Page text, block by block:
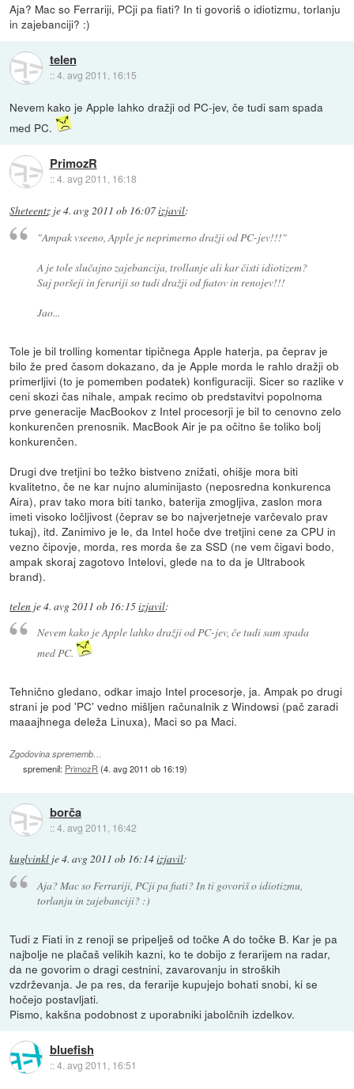
Aja? Mac so Ferrariji, PCji pa fiati? In ti govoriš o idiotizmu, torlanju
in zajebanciji? :)
telen
::4. avg 2011, 16:15
Nevem kako je Apple lahko dražji od PC-jev, če tudi sam spada
med PC.
PrimozR
::4. avg 2011, 16:18
Sheteentz je4. avg 2011 ob 16:07izjavil:
"Ampak vseeno, Apple je neprimerno dražji od PC-jev!!!"
A je tole slučajno zajebancija, trollanje ali kar čisti idiotizem?
Saj poršeji in ferariji so tudi dražji od fiatov in renojev!!!
Jao...
Tole je bil trolling komentar tipičnega Apple haterja, pa čeprav je
bilo že pred časom dokazano, da je Apple morda le rahlo dražji ob
primerljivi (to je pomemben podatek) konfiguraciji. Sicer so razlike v
ceni skozi čas nihale, ampak recimo ob predstavitvi popolnoma
prve generacije MacBookov z Intel procesorji je bil to cenovno zelo
konkurenčen prenosnik. MacBook Air je pa očitno še toliko bolj
konkurenčen.
Drugi dve tretjini bo težko bistveno znižati, ohišje mora biti
kvalitetno, če ne kar nujno aluminijasto (neposredna konkurenca
Aira), prav tako mora biti tanko, baterija zmogljiva, zaslon mora
imeti visoko ločljivost (čeprav se bo najverjetneje varčevalo prav
tukaj), itd. Zanimivo je le, da Intel hoče dve tretjini cene za CPU in
vezno čipovje, morda, res morda še za SSD (ne vem čigavi bodo,
ampak skoraj zagotovo Intelovi, glede na to da je Ultrabook
brand).
telen je4. avg 2011 ob 16:15izjavil:
Nevem kako je Apple lahko dražji od PC-jev, če tudi sam spada
med PC.
Tehnično gledano, odkar imajo Intel procesorje, ja. Ampak po drugi
strani je pod 'PC' vedno mišljen računalnik z Windowsi (pač zaradi
maaajhnega deleža Linuxa), Maci so pa Maci.
Zgodovina sprememb…
spremenil: PrimozR(4. avg 2011 ob 16:19)
borča
::4. avg 2011, 16:42
kuglvinkl je4. avg 2011 ob 16:14izjavil:
Aja? Mac so Ferrariji, PCji pa fiati? In ti govoriš o idiotizmu,
torlanju in zajebanciji? :)
Tudi z Fiati in z renoji se pripelješ od točke A do točke B. Kar je pa
najbolje ne plačaš velikih kazni, ko te dobijo z ferarijem na radar,
da ne govorim o dragi cestnini, zavarovanju in stroških
vzdrževanja. Je pa res, da ferarije kupujejo bohati snobi, ki se
hočejo postavljati.
Pismo, kakšna podobnost z uporabniki jabolčnih izdelkov.
bluefish
::4. avg 2011, 16:51